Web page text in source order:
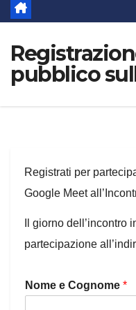
pubblico
Registrati per
Google Meet
Il giorno dell’incontro
partecipazione
Nome e Cognome *